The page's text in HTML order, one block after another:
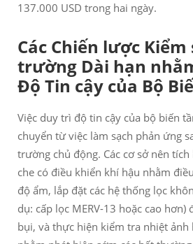
137.000 USD trong hai ngày.
Các Chiến lược
trường Dài hạn
Độ Tin cậy của Bộ
Việc duy trì độ tin cậy của bộ biến
chuyển từ việc làm sạch phản ứng
trường chủ động. Các cơ sở nên
che có điều khiển khí hậu nhằm
độ ẩm, lắp đặt các hệ thống lọc
dụ: cấp lọc MERV-13 hoặc cao
bụi, và thực hiện kiểm tra nhiệt ảnh